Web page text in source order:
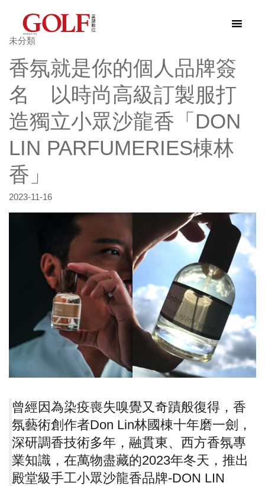
未分類
香氛就是你的個人品牌簽
名 以時尚高級訂製服打
造獨立小眾沙龍香「DON
LIN PARFUMERIES棟林
香」
2023-11-16
曾經因為染疫喪失嗅覺又奇蹟般復得，香
氛藝術創作者Don Lin林國棟十年磨一劍，
深研調香技術多年，融貫東、西方香氛專
業知識，在萬物盡藏的2023年冬天，推出
殿堂級手工小眾沙龍香品牌-DON LIN